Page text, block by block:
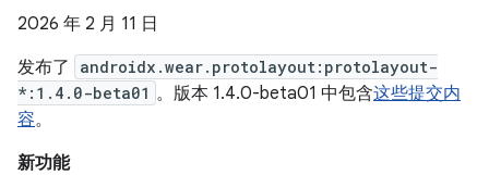
2026 年 2 月 11 日
发布了
androidx.wear.protolayout:protolayout-
*:1.4.0-beta01 。版本 1.4.0-beta01 中包含这些提交内
容。
新功能